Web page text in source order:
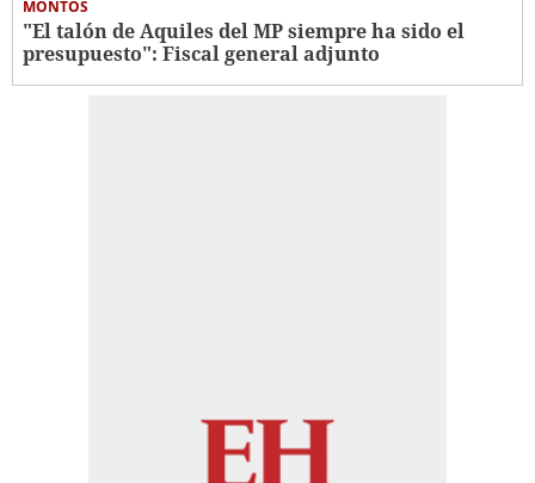
MONTOS
"El talón de Aquiles del MP siempre ha sido el
presupuesto": Fiscal general adjunto